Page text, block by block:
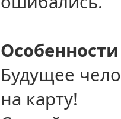
Будущее
на карту!